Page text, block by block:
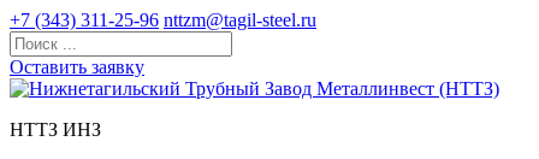
+7 (343) 311-25-96 nttzm@tagil-steel.ru
Оставить заявку
НТТЗ ИНЗ